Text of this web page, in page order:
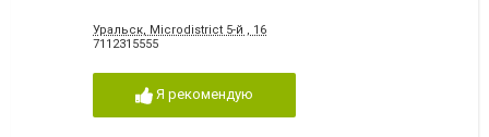
Уральск, Microdistrict 5-й , 16
7112315555
Я рекомендую